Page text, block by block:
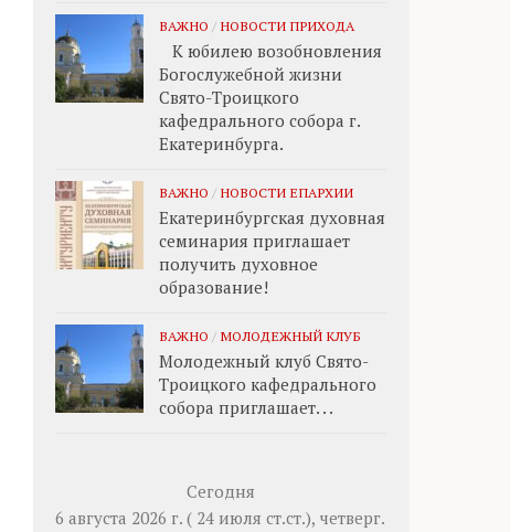
ВАЖНО / НОВОСТИ ПРИХОДА
К юбилею возобновления
Богослужебной жизни
Свято-Троицкого
кафедрального собора г.
Екатеринбурга.
ВАЖНО / НОВОСТИ ЕПАРХИИ
Екатеринбургская духовная
семинария приглашает
получить духовное
образование!
ВАЖНО / МОЛОДЕЖНЫЙ КЛУБ
Молодежный клуб Свято-
Троицкого кафедрального
собора приглашает. . .
Сегодня
6 августа 2026 г. ( 24 июля ст.ст.), четверг.